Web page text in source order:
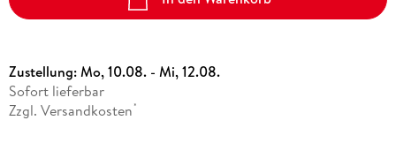
Zustellung:Mo, 10.08. - Mi, 12.08.
Sofort lieferbar
Zzgl. Versandkosten *